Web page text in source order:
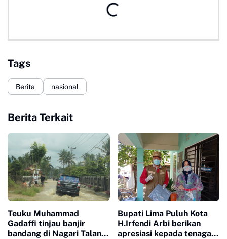
Tags
Berita nasional
Berita Terkait
Teuku Muhammad
Gadaffi tinjau banjir
bandang di Nagari Talang
Bupati Lima Puluh Kota
H.Irfendi Arbi berikan
apresiasi kepada tenaga